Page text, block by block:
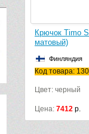
Крючок Timo
матовый)
Финляндия
Код товара:
Цвет: черный
Цена: 7412 р.